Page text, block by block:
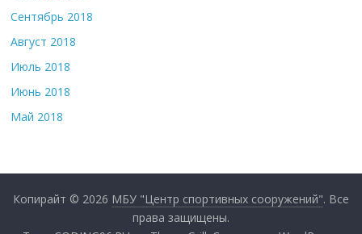
Сентябрь 2018
Август 2018
Июль 2018
Июнь 2018
Май 2018
Копирайт © 2026 МБУ "Центр спортивных сооружений". Все
права защищены.